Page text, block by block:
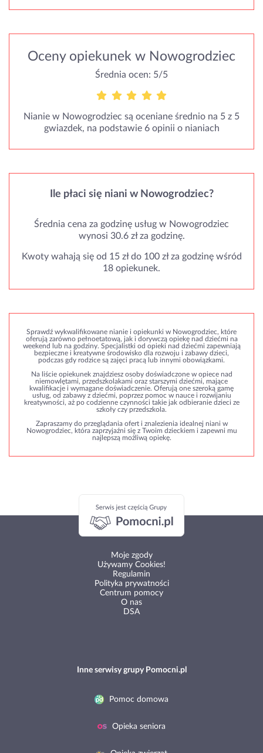
Średnia ocen: 5/5
gwiazdek, na podstawie 6 opinii o nianiach
wynosi 30.6 zł za godzinę.
18 opiekunek.
oferują zarówno pełnoetatową, jak i dorywczą opiekę nad dziećmi na
weekend lub na godziny. Specjalistki od opieki nad dziećmi zapewniają
bezpieczne i kreatywne środowisko dla rozwoju i zabawy dzieci,
podczas gdy rodzice są zajęci pracą lub innymi obowiązkami.
Na liście opiekunek znajdziesz osoby doświadczone w opiece nad
niemowlętami, przedszkolakami oraz starszymi dziećmi, mające
kwalifikacje i wymagane doświadczenie. Oferują one szeroką gamę
usług, od zabawy z dziećmi, poprzez pomoc w nauce i rozwijaniu
kreatywności, aż po codzienne czynności takie jak odbieranie dzieci ze
szkoły czy przedszkola.
Zapraszamy do przeglądania ofert i znalezienia idealnej niani w
Nowogrodziec, która zaprzyjaźni się z Twoim dzieckiem i zapewni mu
najlepszą możliwą opiekę.
Używamy Cookies!
Regulamin
Polityka prywatności
Centrum pomocy
O nas
DSA